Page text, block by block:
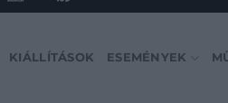
KIÁLLÍTÁSOK ESEMÉNYEK